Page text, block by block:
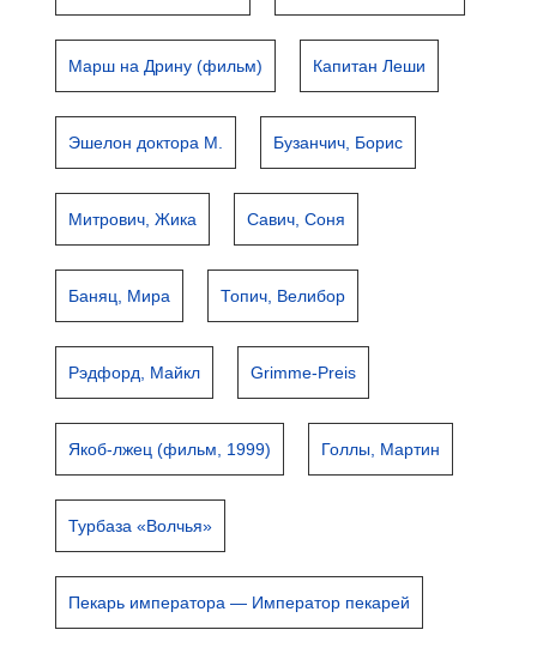
Марш на Дрину (фильм) Капитан Леши
Эшелон доктора М. Бузанчич, Борис
Митрович, Жика Савич, Соня
Баняц, Мира Топич, Велибор
Рэдфорд, Майкл Grimme-Preis
Якоб-лжец (фильм, 1999) Голлы, Мартин
Турбаза «Волчья»
Пекарь императора — Император пекарей